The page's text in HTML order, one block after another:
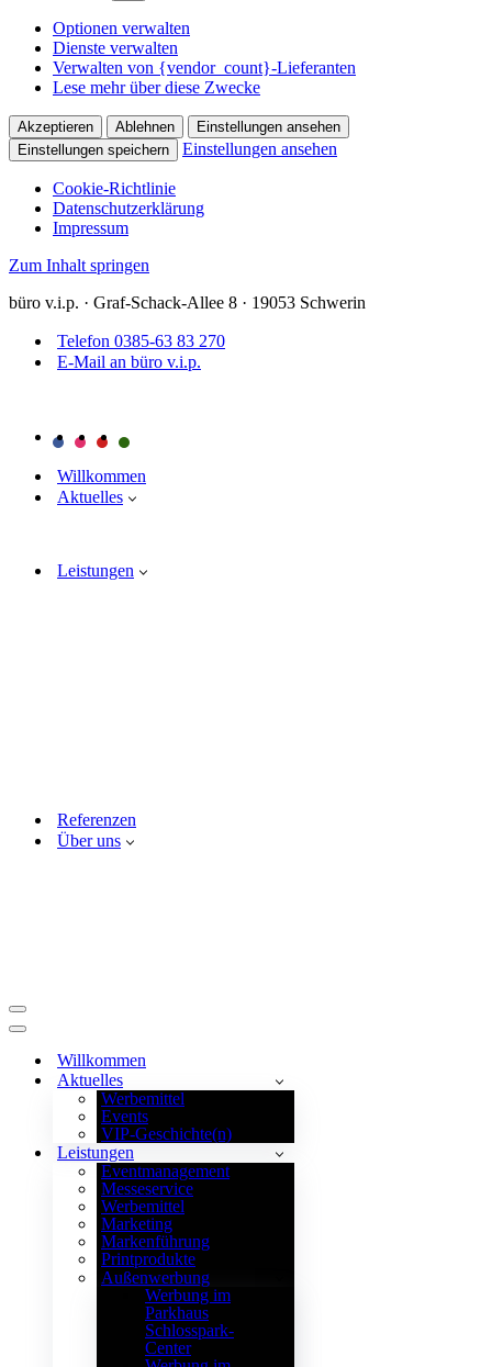
Optionen verwalten
Dienste verwalten
Verwalten von {vendor_count}-Lieferanten
Lese mehr über diese Zwecke
Akzeptieren Ablehnen
Einstellungen ansehen
Einstellungen speichern
Einstellungen ansehen
Cookie-Richtlinie
Datenschutz­erklärung
Impressum
Zum Inhalt springen
büro v.i.p. · Graf-Schack-Allee 8 · 19053 Schwerin
Telefon 0385-63 83 270
E-Mail an büro v.i.p.
Willkommen
Aktuelles
Leistungen
Referenzen
Über uns
Navigationsmenü
Navigationsmenü
Willkommen
Aktuelles
Werbemittel
Events
VIP-Geschichte(n)
Leistungen
Eventmanagement
Messeservice
Werbemittel
Marketing
Markenführung
Printprodukte
Außenwerbung
Werbung im
Parkhaus
Schlosspark-
Center